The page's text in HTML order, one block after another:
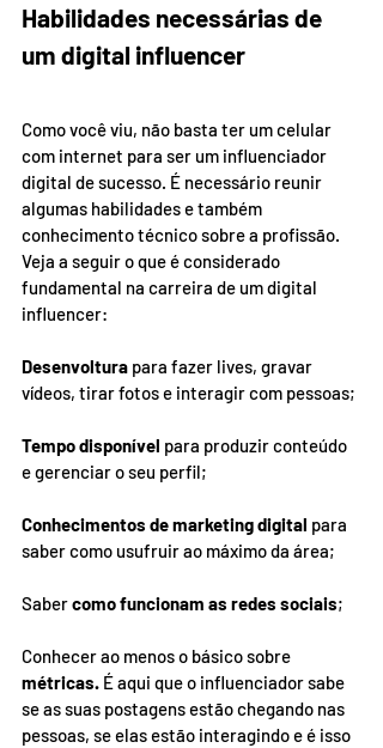
Habilidades necessárias de
um digital influencer
Como você viu, não basta ter um celular
com internet para ser um influenciador
digital de sucesso. É necessário reunir
algumas habilidades e também
conhecimento técnico sobre a profissão.
Veja a seguir o que é considerado
fundamental na carreira de um digital
influencer:
Desenvoltura para fazer lives, gravar
vídeos, tirar fotos e interagir com pessoas;
Tempo disponível para produzir conteúdo
e gerenciar o seu perfil;
Conhecimentos de marketing digital para
saber como usufruir ao máximo da área;
Saber como funcionam as redes sociais;
Conhecer ao menos o básico sobre
métricas. É aqui que o influenciador sabe
se as suas postagens estão chegando nas
pessoas, se elas estão interagindo e é isso